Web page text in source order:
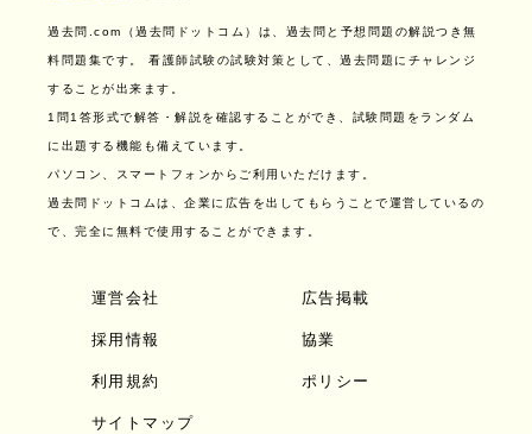
過去問.com（過去問ドットコム）は、過去問と予想問題の解説つき無
料問題集です。 看護師試験の試験対策として、過去問題にチャレンジ
することが出来ます。
1問1答形式で解答・解説を確認することができ、試験問題をランダム
に出題する機能も備えています。
パソコン、スマートフォンからご利用いただけます。
過去問ドットコムは、企業に広告を出してもらうことで運営しているの
で、完全に無料で使用することができます。
運営会社 広告掲載
採用情報 協業
利用規約 ポリシー
サイトマップ